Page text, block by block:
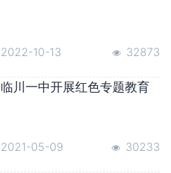
系列活动
2022-10-13 32873
临川一中开展红色专题教育
2021-05-09 30233